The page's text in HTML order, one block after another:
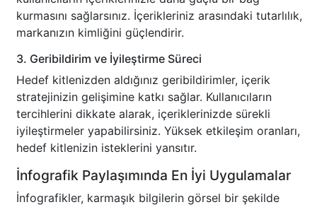
kurmasını sağlarsınız. İçerikleriniz arasındaki tutarlılık,
markanızın kimliğini güçlendirir.
3. Geribildirim ve İyileştirme Süreci
Hedef kitlenizden aldığınız geribildirimler, içerik
stratejinizin gelişimine katkı sağlar. Kullanıcıların
tercihlerini dikkate alarak, içeriklerinizde sürekli
iyileştirmeler yapabilirsiniz. Yüksek etkileşim oranları,
hedef kitlenizin isteklerini yansıtır.
İnfografik Paylaşımında En İyi Uygulamalar
İnfografikler, karmaşık bilgilerin görsel bir şekilde